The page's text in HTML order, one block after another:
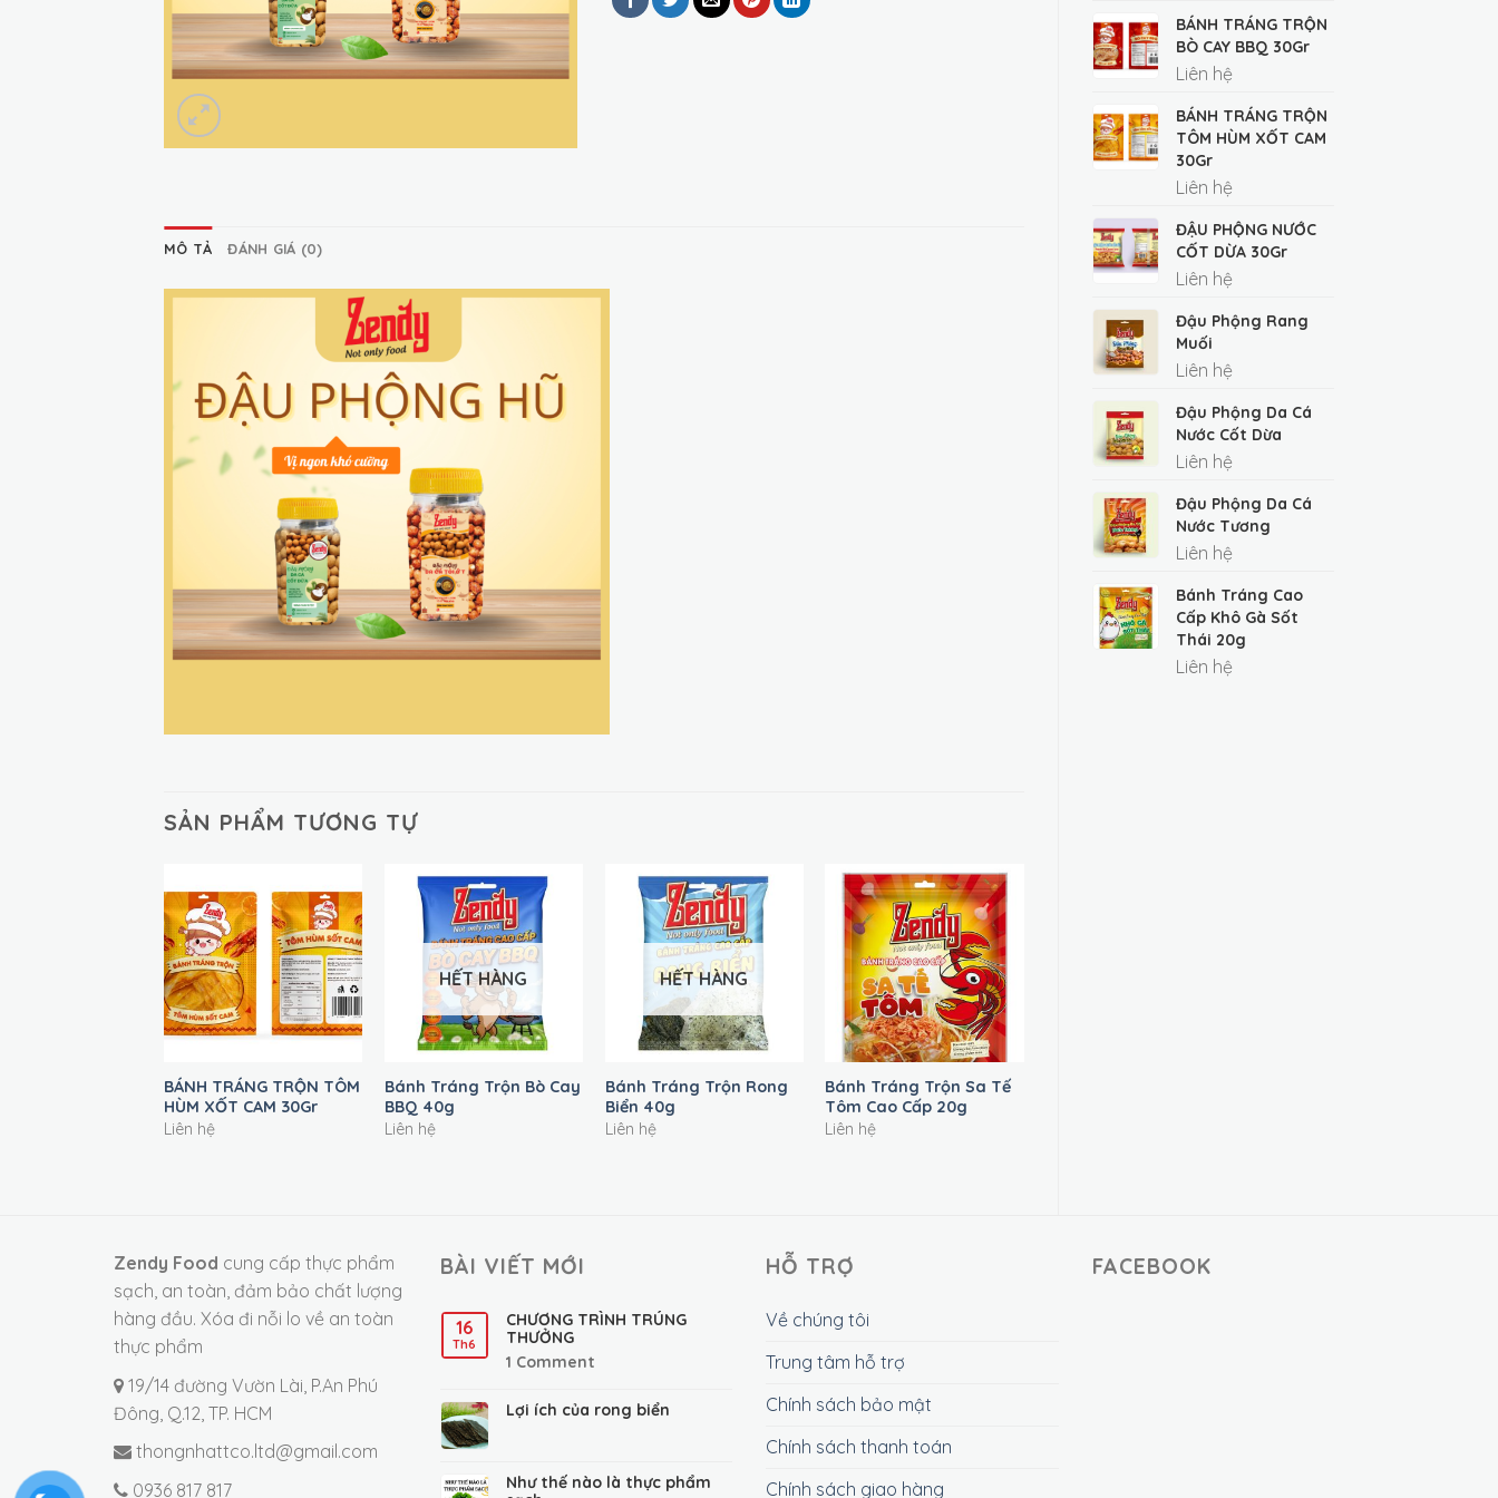
BÁNH TRÁNG TRỘN
BÒ CAY BBQ 30Gr
Liên hệ
BÁNH TRÁNG TRỘN
TÔM HÙM XỐT CAM
30Gr
Liên hệ
ĐẬU PHỘNG NƯỚC
CỐT DỪA 30Gr
Liên hệ
Đậu Phộng Rang
Muối
Liên hệ
Đậu Phộng Da Cá
Nước Cốt Dừa
Liên hệ
Đậu Phộng Da Cá
Nước Tương
Liên hệ
Bánh Tráng Cao
Cấp Khô Gà Sốt
Thái 20g
Liên hệ
MÔ TẢ ĐÁNH GIÁ (0)
SẢN PHẨM TƯƠNG TỰ
+
BÁNH TRÁNG TRỘN TÔM
HÙM XỐT CAM 30Gr
Liên hệ
+
HẾT HÀNG
Bánh Tráng Trộn Bò Cay
BBQ 40g
Liên hệ
+
HẾT HÀNG
Bánh Tráng Trộn Rong
Biển 40g
Liên hệ
+
Bánh Tráng Trộn Sa Tế
Tôm Cao Cấp 20g
Liên hệ
Zendy Food cung cấp thực phẩm
sạch, an toàn, đảm bảo chất lượng
hàng đầu. Xóa đi nỗi lo về an toàn
thực phẩm
19/14 đường Vườn Lài, P.An Phú
Đông, Q.12, TP. HCM
thongnhattco.ltd@gmail.com
0936 817 817
BÀI VIẾT MỚI
16
Th6
CHƯƠNG TRÌNH TRÚNG
THƯỞNG
1 Comment
Lợi ích của rong biển
Như thế nào là thực phẩm
HỖ TRỢ
Về chúng tôi
Trung tâm hỗ trợ
Chính sách bảo mật
Chính sách thanh toán
Chính sách giao hàng
FACEBOOK